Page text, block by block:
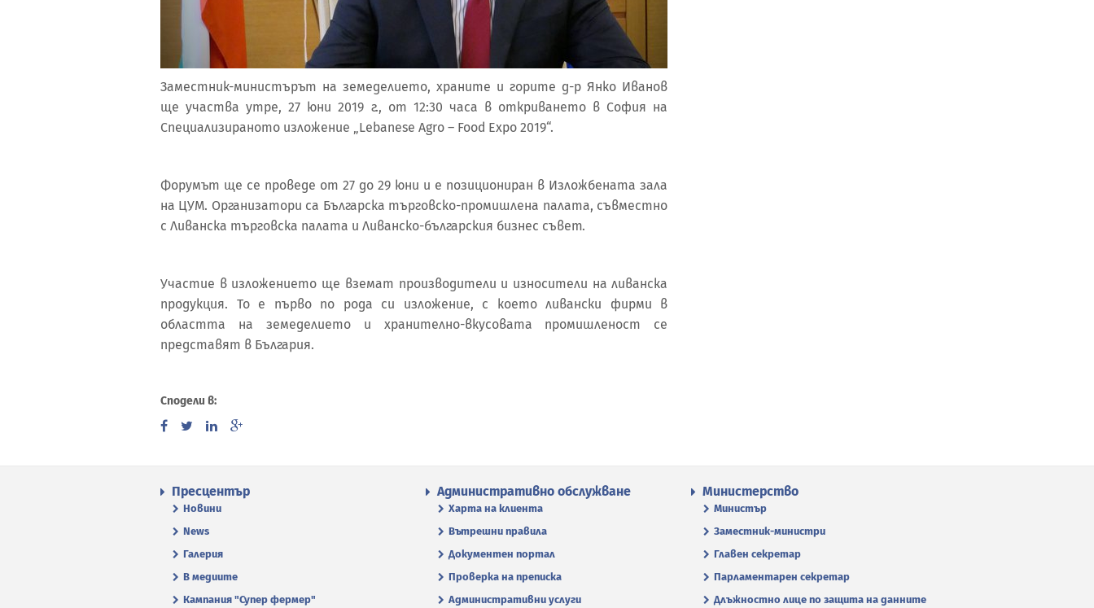
Заместник-министърът на земеделието, храните и горите д-р Янко Иванов
ще участва утре, 27 юни 2019 г., от 12:30 часа в откриването в София на
Специализираното изложение „Lebanese Agro – Food Expo 2019“.
Форумът ще се проведе от 27 до 29 юни и е позициониран в Изложбената зала
на ЦУМ. Организатори са Българска търговско-промишлена палата, съвместно
с Ливанска търговска палата и Ливанско-българския бизнес съвет.
Участие в изложението ще вземат производители и износители на ливанска
продукция. То е първо по рода си изложение, с което ливански фирми в
областта на земеделието и хранително-вкусовата промишленост се
представят в България.
Сподели в:
Пресцентър
Новини
News
Галерия
В медиите
Кампания "Супер фермер"
Административно обслужване
Харта на клиента
Вътрешни правила
Документен портал
Проверка на преписка
Административни услуги
Министерство
Министър
Заместник-министри
Главен секретар
Парламентарен секретар
Длъжностно лице по защита на данните